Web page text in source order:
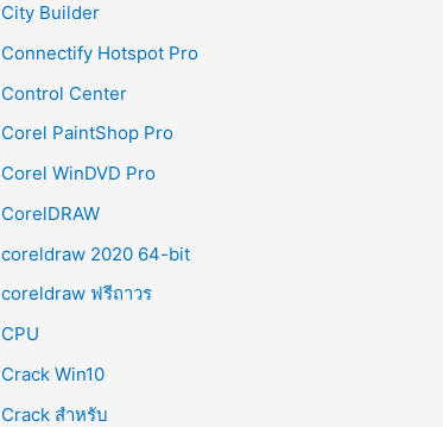
City Builder
Connectify Hotspot Pro
Control Center
Corel PaintShop Pro
Corel WinDVD Pro
CorelDRAW
coreldraw 2020 64-bit
coreldraw ฟรีถาวร
CPU
Crack Win10
Crack สำหรับ